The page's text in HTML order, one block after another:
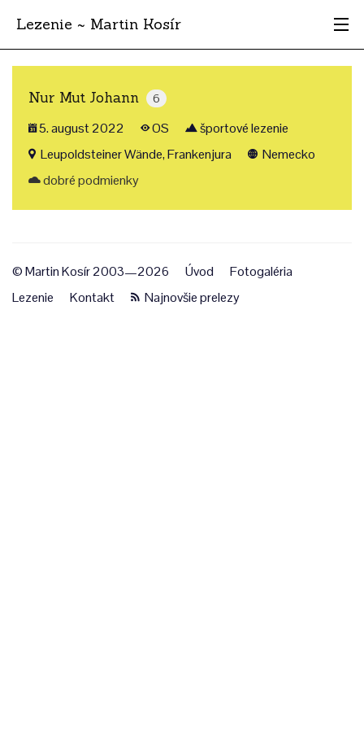
Lezenie ~ Martin Kosír
Najhodnotnejšie
Krajina
Štýl
Nur Mut Johann 6
5. august 2022 OS
športové lezenie
Leupoldsteiner Wände, Frankenjura
Nemecko
dobré podmienky
© Martin Kosír 2003—2026 Úvod
Fotogaléria
Lezenie
Kontakt Najnovšie prelezy